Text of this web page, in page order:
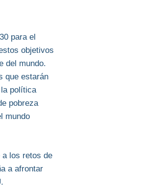
para el
objetivos
del mundo.
que estarán
política
pobreza
mundo
a los retos de
a afrontar